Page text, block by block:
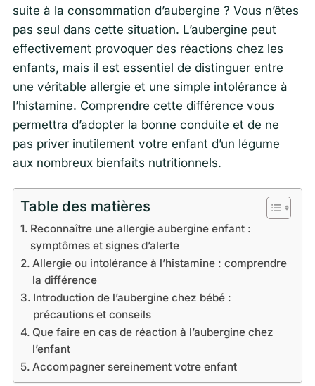
suite à la consommation d’aubergine ? Vous n’êtes
pas seul dans cette situation. L’aubergine peut
effectivement provoquer des réactions chez les
enfants, mais il est essentiel de distinguer entre
une véritable allergie et une simple intolérance à
l’histamine. Comprendre cette différence vous
permettra d’adopter la bonne conduite et de ne
pas priver inutilement votre enfant d’un légume
aux nombreux bienfaits nutritionnels.
Table des matières
Reconnaître une allergie aubergine enfant :
symptômes et signes d’alerte
Allergie ou intolérance à l’histamine : comprendre
la différence
Introduction de l’aubergine chez bébé :
précautions et conseils
Que faire en cas de réaction à l’aubergine chez
l’enfant
Accompagner sereinement votre enfant